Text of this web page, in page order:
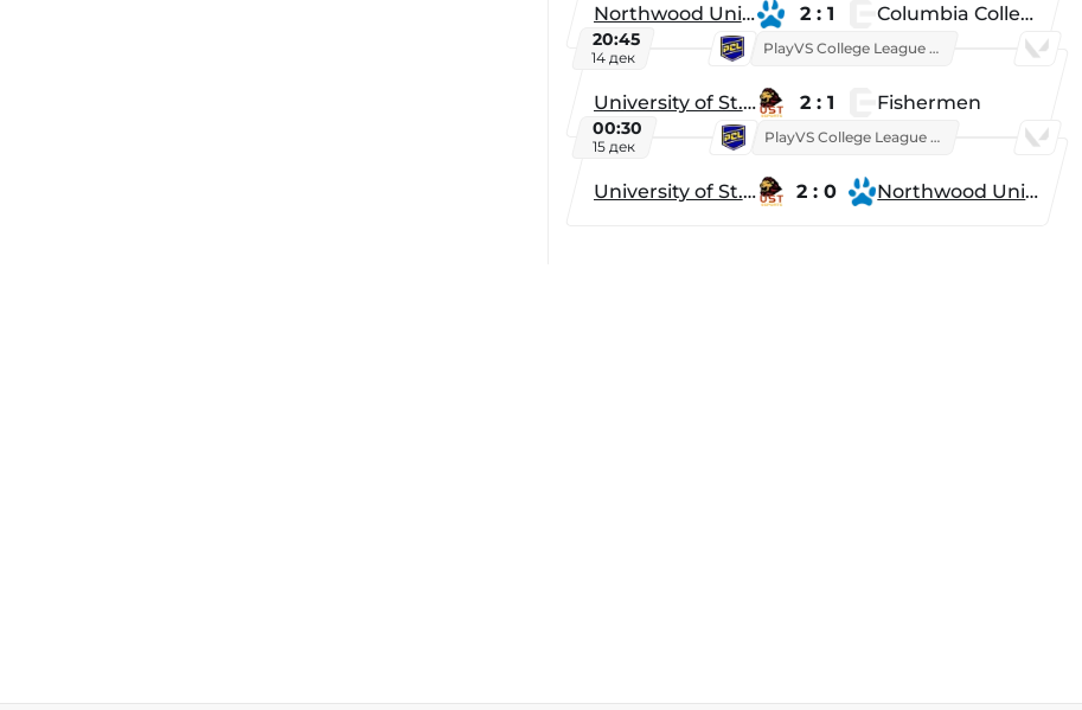
Northwood University 2 : 1 Columbia College
20:45
14 дек
PlayVS College League 2025: Fall
University of St. Thomas 2 : 1 Fishermen
00:30
15 дек
PlayVS College League 2025: Fall
University of St. Thomas 2 : 0 Northwood University